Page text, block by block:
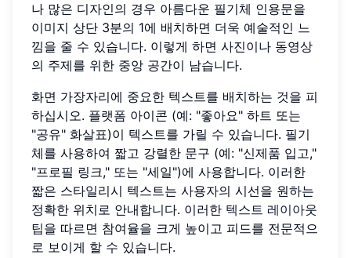
나 많은 디자인의 경우 아름다운 필기체 인용문을
이미지 상단 3분의 1에 배치하면 더욱 예술적인 느
낌을 줄 수 있습니다. 이렇게 하면 사진이나 동영상
의 주제를 위한 중앙 공간이 남습니다.
화면 가장자리에 중요한 텍스트를 배치하는 것을 피
하십시오. 플랫폼 아이콘 (예: "좋아요" 하트 또는
"공유" 화살표)이 텍스트를 가릴 수 있습니다. 필기
체를 사용하여 짧고 강렬한 문구 (예: "신제품 입고,"
"프로필 링크," 또는 "세일")에 사용합니다. 이러한
짧은 스타일리시 텍스트는 사용자의 시선을 원하는
정확한 위치로 안내합니다. 이러한 텍스트 레이아웃
팁을 따르면 참여율을 크게 높이고 피드를 전문적으
로 보이게 할 수 있습니다.